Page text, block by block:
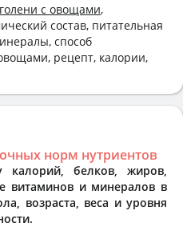
с овощами,
состав, питательная
способ
рецепт, калории,
норм нутриентов
калорий, белков, жиров,
витаминов и минералов в
возраста, веса и уровня